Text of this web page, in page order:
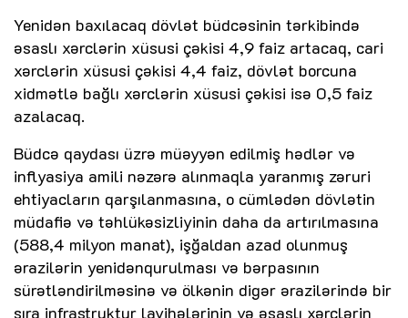
Yenidən baxılacaq dövlət büdcəsinin tərkibində
əsaslı xərclərin xüsusi çəkisi 4,9 faiz artacaq, cari
xərclərin xüsusi çəkisi 4,4 faiz, dövlət borcuna
xidmətlə bağlı xərclərin xüsusi çəkisi isə 0,5 faiz
azalacaq.
Büdcə qaydası üzrə müəyyən edilmiş hədlər və
inflyasiya amili nəzərə alınmaqla yaranmış zəruri
ehtiyacların qarşılanmasına, o cümlədən dövlətin
müdafiə və təhlükəsizliyinin daha da artırılmasına
(588,4 milyon manat), işğaldan azad olunmuş
ərazilərin yenidənqurulması və bərpasının
sürətləndirilməsinə və ölkənin digər ərazilərində bir
sıra infrastruktur layihələrinin və əsaslı xərclərin